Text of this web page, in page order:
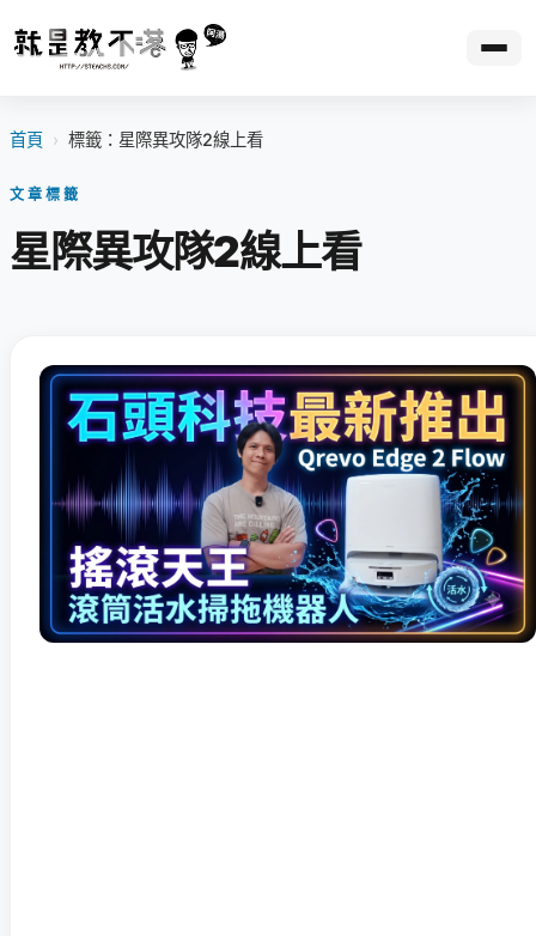
首頁 › 標籤：星際異攻隊2線上看
文章標籤
星際異攻隊2線上看